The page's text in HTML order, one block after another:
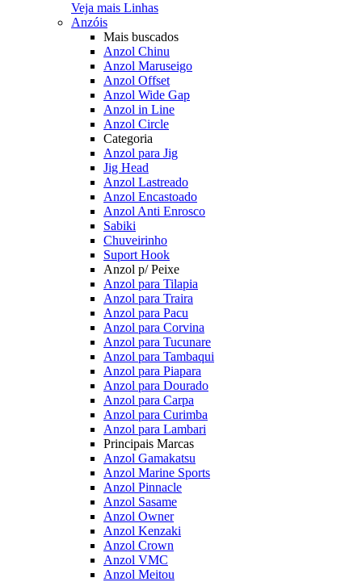
Veja mais Linhas
Anzóis
Mais buscados
Anzol Chinu
Anzol Maruseigo
Anzol Offset
Anzol Wide Gap
Anzol in Line
Anzol Circle
Categoria
Anzol para Jig
Jig Head
Anzol Lastreado
Anzol Encastoado
Anzol Anti Enrosco
Sabiki
Chuveirinho
Suport Hook
Anzol p/ Peixe
Anzol para Tilapia
Anzol para Traira
Anzol para Pacu
Anzol para Corvina
Anzol para Tucunare
Anzol para Tambaqui
Anzol para Piapara
Anzol para Dourado
Anzol para Carpa
Anzol para Curimba
Anzol para Lambari
Principais Marcas
Anzol Gamakatsu
Anzol Marine Sports
Anzol Pinnacle
Anzol Sasame
Anzol Owner
Anzol Kenzaki
Anzol Crown
Anzol VMC
Anzol Meitou